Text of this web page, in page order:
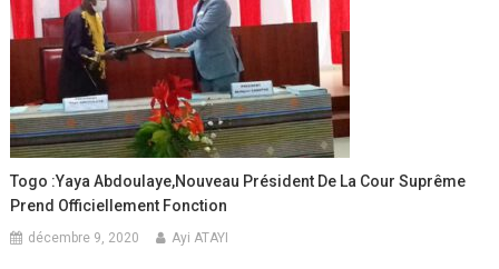
Togo :Yaya Abdoulaye,nouveau Président De La Cour Suprême
Prend Officiellement Fonction
décembre 9, 2020 Ayi ATAYI